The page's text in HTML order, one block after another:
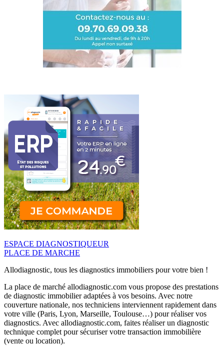
ESPACE DIAGNOSTIQUEUR
PLACE DE MARCHE
Allodiagnostic, tous les diagnostics immobiliers pour votre bien !
La place de marché allodiagnostic.com vous propose des prestations
de diagnostic immobilier adaptées à vos besoins. Avec notre
couverture nationale, nos techniciens interviennent rapidement dans
votre ville (Paris, Lyon, Marseille, Toulouse…) pour réaliser vos
diagnostics. Avec allodiagnostic.com, faites réaliser un diagnostic
technique complet pour sécuriser votre transaction immobilière
(vente ou location).